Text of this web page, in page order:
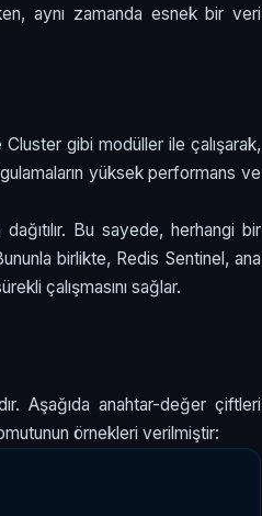
aynı zamanda esnek bir veri
gibi modüller ile çalışarak,
yüksek performans ve
Bu sayede, herhangi bir
birlikte, Redis Sentinel, ana
çalışmasını sağlar.
Aşağıda anahtar-değer çiftleri
örnekleri verilmiştir: